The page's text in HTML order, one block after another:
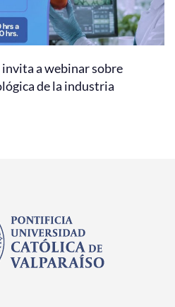
a webinar sobre
de la industria